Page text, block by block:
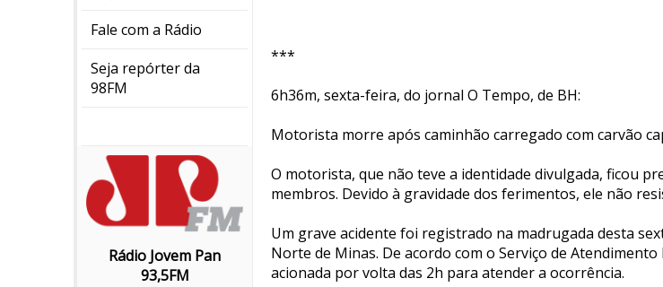
Fale com a Rádio
Seja repórter da
98FM
Rádio Jovem Pan
93,5FM
***
6h36m, sexta-feira, do jornal O Tempo, de BH:
Motorista morre após caminhão carregado com carvão
O motorista, que não teve a identidade divulgada, ficou
membros. Devido à gravidade dos ferimentos, ele não
Um grave acidente foi registrado na madrugada desta
Norte de Minas. De acordo com o Serviço de
acionada por volta das 2h para atender a ocorrência.